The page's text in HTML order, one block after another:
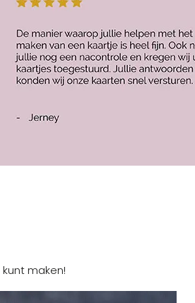
maken!